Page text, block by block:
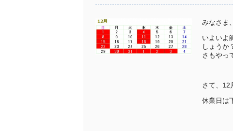
みなさま
いよいよ
しょうか
さもやっ
さて、12
休業日は